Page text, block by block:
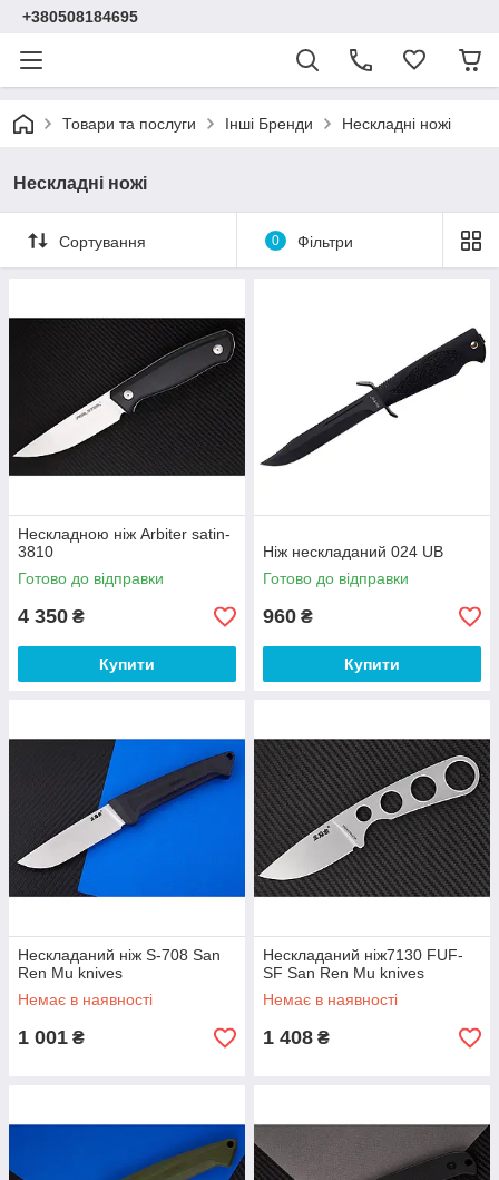
+380508184695
Товари та послуги Інші Бренди Нескладні ножі
Нескладні ножі
Сортування 0 Фільтри
Нескладною ніж Arbiter satin-
3810
Готово до відправки
4 350 ₴
Купити
Ніж нескладаний 024 UB
Готово до відправки
960 ₴
Купити
Нескладаний ніж S-708 San
Ren Mu knives
Немає в наявності
1 001 ₴
Нескладаний ніж7130 FUF-
SF San Ren Mu knives
Немає в наявності
1 408 ₴